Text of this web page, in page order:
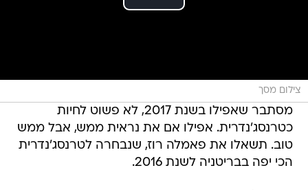
צילום מסך
מסתבר שאפילו בשנת 2017, לא פשוט לחיות
כטרנסג'נדרית. אפילו אם את נראית ממש, אבל ממש
טוב. תשאלו את פאמלה רוז, שנבחרה לטרנסג'נדרית
הכי יפה בבריטניה לשנת 2016.